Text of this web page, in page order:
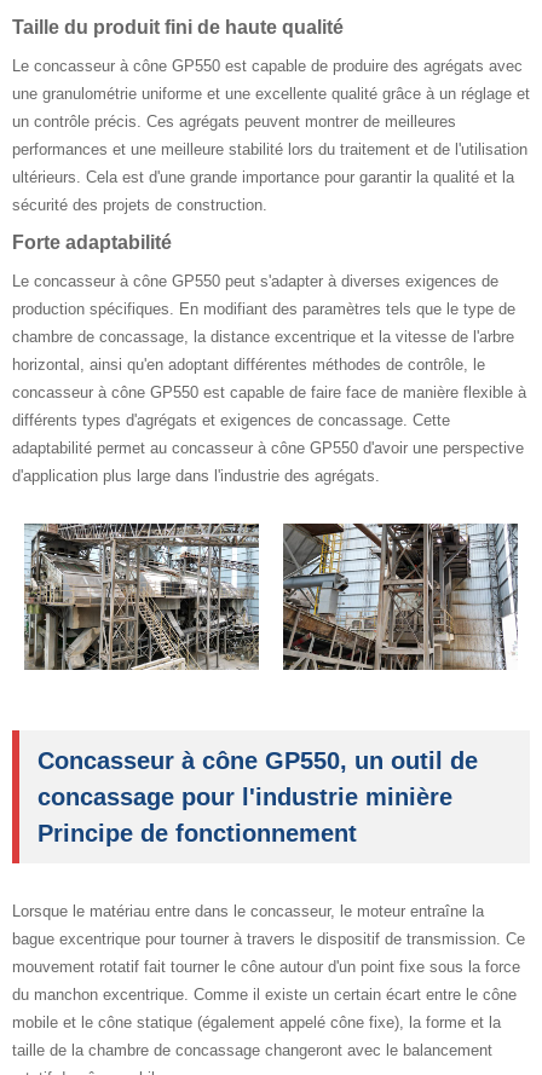
Taille du produit fini de haute qualité
Le concasseur à cône GP550 est capable de produire des agrégats avec
une granulométrie uniforme et une excellente qualité grâce à un réglage et
un contrôle précis. Ces agrégats peuvent montrer de meilleures
performances et une meilleure stabilité lors du traitement et de l'utilisation
ultérieurs. Cela est d'une grande importance pour garantir la qualité et la
sécurité des projets de construction.
Forte adaptabilité
Le concasseur à cône GP550 peut s'adapter à diverses exigences de
production spécifiques. En modifiant des paramètres tels que le type de
chambre de concassage, la distance excentrique et la vitesse de l'arbre
horizontal, ainsi qu'en adoptant différentes méthodes de contrôle, le
concasseur à cône GP550 est capable de faire face de manière flexible à
différents types d'agrégats et exigences de concassage. Cette
adaptabilité permet au concasseur à cône GP550 d'avoir une perspective
d'application plus large dans l'industrie des agrégats.
Concasseur à cône GP550, un outil de
concassage pour l'industrie minière
Principe de fonctionnement
Lorsque le matériau entre dans le concasseur, le moteur entraîne la
bague excentrique pour tourner à travers le dispositif de transmission. Ce
mouvement rotatif fait tourner le cône autour d'un point fixe sous la force
du manchon excentrique. Comme il existe un certain écart entre le cône
mobile et le cône statique (également appelé cône fixe), la forme et la
taille de la chambre de concassage changeront avec le balancement